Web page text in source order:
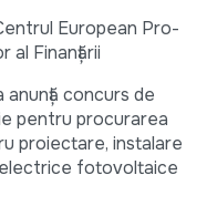
European Pro-
al Finanțării
concurs de
pentru procurarea
proiectare, instalare
fotovoltaice